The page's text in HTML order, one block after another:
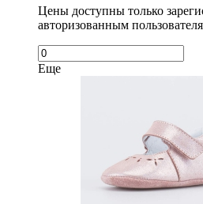
Цены доступны только
авторизованным
Еще